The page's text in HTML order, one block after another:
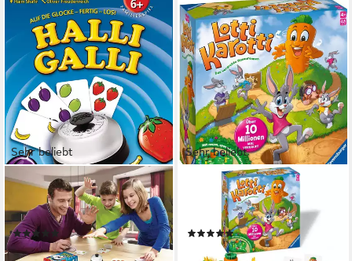
Sehr beliebt
AMIGO
Spiel Halli Galli Auf die Glocke
fertig los, Kinderspiel
(30)
ab 12,69 € UVP14,99 €
Sehr beliebt
RAVENSBURGER
Spiel Lotti Karotti, Kinderspiel,
Made in Europe
(73)
ab 20,14 € UVP29,99 €